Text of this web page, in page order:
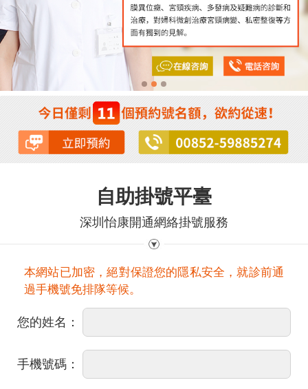
自助掛號平臺
深圳怡康開通網絡掛號服務
本網站已加密，絕對保證您的隱私安全，就診前通
過手機號免排隊等候。
您的姓名：
手機號碼：